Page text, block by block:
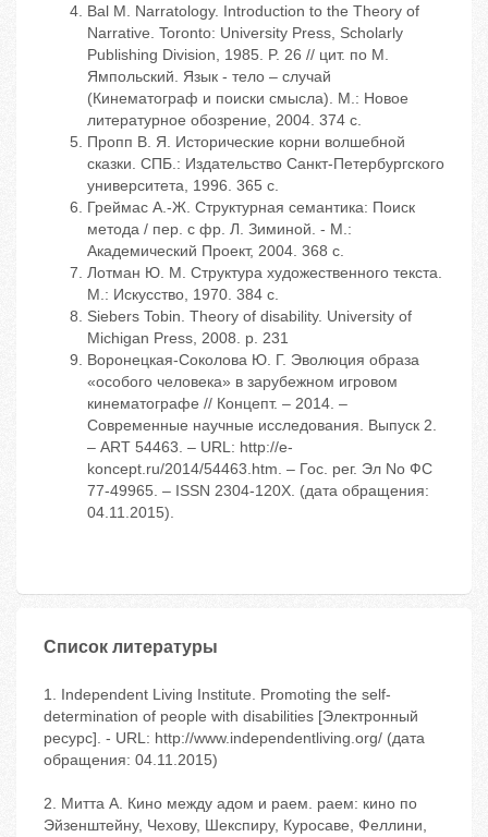
Bal M. Narratology. Introduction to the Theory of
Narrative. Toronto: University Press, Scholarly
Publishing Division, 1985. P. 26 // цит. по М.
Ямпольский. Язык - тело – случай
(Кинематограф и поиски смысла). М.: Новое
литературное обозрение, 2004. 374 с.
Пропп В. Я. Исторические корни волшебной
сказки. СПБ.: Издательство Санкт-Петербургского
университета, 1996. 365 с.
Греймас А.-Ж. Структурная семантика: Поиск
метода / пер. с фр. Л. Зиминой. - М.:
Академический Проект, 2004. 368 с.
Лотман Ю. М. Структура художественного текста.
М.: Искусство, 1970. 384 с.
Siebers Tobin. Theory of disability. University of
Michigan Press, 2008. p. 231
Воронецкая-Соколова Ю. Г. Эволюция образа
«особого человека» в зарубежном игровом
кинематографе // Концепт. – 2014. –
Современные научные исследования. Выпуск 2.
– ART 54463. – URL: http://e-
koncept.ru/2014/54463.htm. – Гос. рег. Эл No ФС
77-49965. – ISSN 2304-120X. (дата обращения:
04.11.2015).
Список литературы
1. Independent Living Institute. Promoting the self-
determination of people with disabilities [Электронный
ресурс]. - URL: http://www.independentliving.org/ (дата
обращения: 04.11.2015)
2. Митта А. Кино между адом и раем. раем: кино по
Эйзенштейну, Чехову, Шекспиру, Куросаве, Феллини,